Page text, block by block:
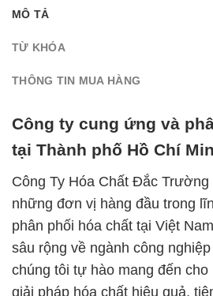
MÔ TẢ
TỪ KHÓA
THÔNG TIN MUA HÀNG
Công ty cung ứng và
tại Thành phố Hồ Chí
Công Ty Hóa Chất Đắc Trường
những đơn vị hàng đầu trong
phân phối hóa chất tại Việt
sâu rộng về ngành công
chúng tôi tự hào mang đến
giải pháp hóa chất hiệu quả,